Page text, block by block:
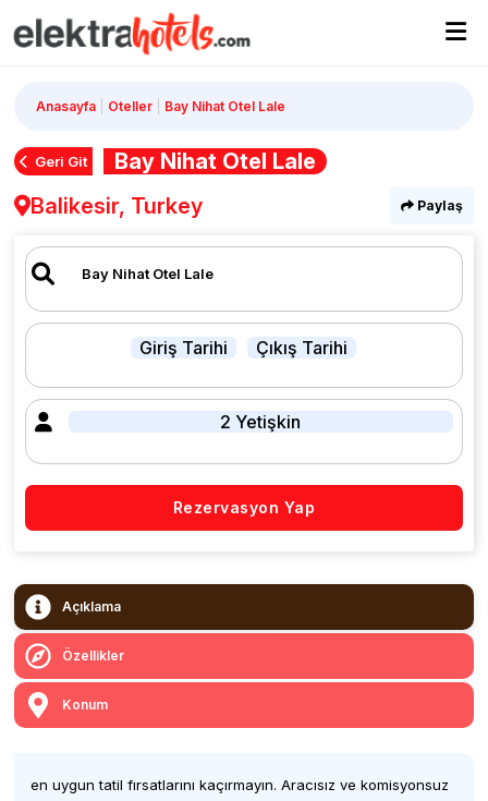
Anasayfa Oteller Bay Nihat Otel Lale
Geri Git
Bay Nihat Otel Lale
Balikesir, Turkey
Paylaş
Giriş Tarihi Çıkış Tarihi
2 Yetişkin
Rezervasyon Yap
Açıklama
Özellikler
Konum
en uygun tatil fırsatlarını kaçırmayın. Aracısız ve komisyonsuz